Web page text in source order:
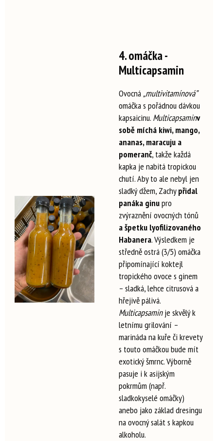
4. omáčka -
Multicapsamin
Ovocná„multivitamínová”
omáčka s pořádnou dávkou
kapsaicinu. Multicapsaminv
sobě míchá kiwi, mango,
ananas, maracuju a
pomeranč, takže každá
kapka je nabitá tropickou
chutí. Aby to ale nebyl jen
sladký džem, Zachypřidal
panáka ginupro
zvýraznění ovocných tónů
a špetku lyofilizovaného
Habanera. Výsledkem je
středně ostrá (3/5) omáčka
připomínající koktejl
tropického ovoce s ginem
– sladká, lehce citrusová a
hřejivě pálivá.
Multicapsaminje skvělý k
letnímu grilování –
marináda na kuře či krevety
s touto omáčkou bude mít
exotický šmrnc. Výborně
pasuje i k asijským
pokrmům (např.
sladkokyselé omáčky)
anebo jako základ dresingu
na ovocný salát s kapkou
alkoholu.